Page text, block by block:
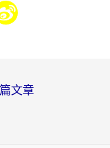
文章